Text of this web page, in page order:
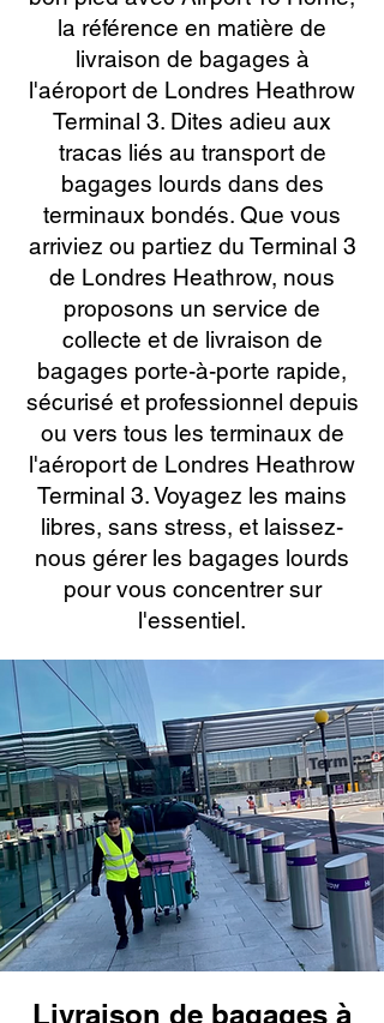
la référence en matière de
livraison de bagages à
l'aéroport de Londres Heathrow
Terminal 3. Dites adieu aux
tracas liés au transport de
bagages lourds dans des
terminaux bondés. Que vous
arriviez ou partiez du Terminal 3
de Londres Heathrow, nous
proposons un service de
collecte et de livraison de
bagages porte-à-porte rapide,
sécurisé et professionnel depuis
ou vers tous les terminaux de
l'aéroport de Londres Heathrow
Terminal 3. Voyagez les mains
libres, sans stress, et laissez-
nous gérer les bagages lourds
pour vous concentrer sur
l'essentiel.
Livraison de bagages à